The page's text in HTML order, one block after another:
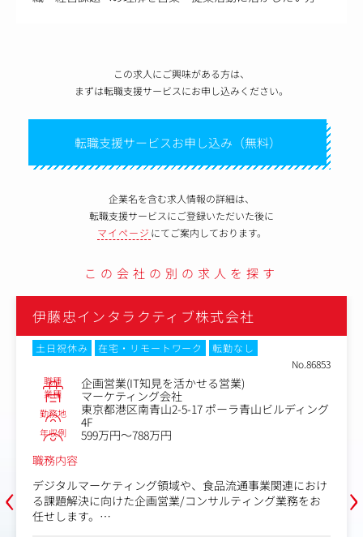
この求人にご興味がある方は、
まずは転職支援サービスにお申し込みください。
転職支援サービスお申し込み（無料）
企業名を含む求人情報の詳細は、
転職支援サービスにご登録いただいた後に
マイページ にてご案内しております。
この会社の別の求人を探す
‹
伊藤忠インタラクティブ株式会社
土日祝休み 在宅・リモートワーク
転勤なし
No.86853
職種 企画営業(IT知見を活かせる営業)
業種 マーケティング会社
勤務地
東京都港区南青山2-5-17 ポーラ青山ビルディング
4F
年収例
599万円～788万円
職務内容
デジタルマーケティング領域や、食品流通事業関連におけ
る課題解決に向けた企画営業/コンサルティング業務をお
任せします。
›